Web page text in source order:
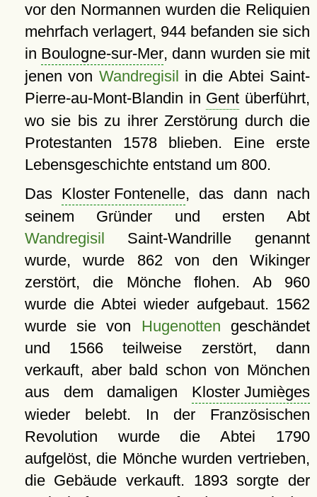
vor den Normannen wurden die Reliquien
mehrfach verlagert, 944 befanden sie sich
in Boulogne-sur-Mer, dann wurden sie mit
jenen von Wandregisil in die Abtei Saint-
Pierre-au-Mont-Blandin in Gent überführt,
wo sie bis zu ihrer Zerstörung durch die
Protestanten 1578 blieben. Eine erste
Lebensgeschichte entstand um 800.
Das Kloster Fontenelle, das dann nach
seinem Gründer und ersten Abt
Wandregisil
Saint-Wandrille genannt
wurde, wurde 862 von den Wikinger
zerstört, die Mönche flohen. Ab 960
wurde die Abtei wieder aufgebaut. 1562
wurde sie von Hugenotten geschändet
und 1566 teilweise zerstört, dann
verkauft, aber bald schon von Mönchen
aus dem damaligen Kloster Jumièges
wieder belebt. In der Französischen
Revolution wurde die Abtei 1790
aufgelöst, die Mönche wurden vertrieben,
die Gebäude verkauft. 1893 sorgte der